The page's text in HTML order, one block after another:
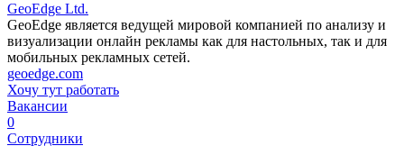
GeoEdge Ltd.
​GeoEdge является ведущей мировой компанией по анализу и
визуализации онлайн рекламы как для настольных, так и для
мобильных рекламных сетей.
geoedge.com
Хочу тут работать
Вакансии
0
Сотрудники